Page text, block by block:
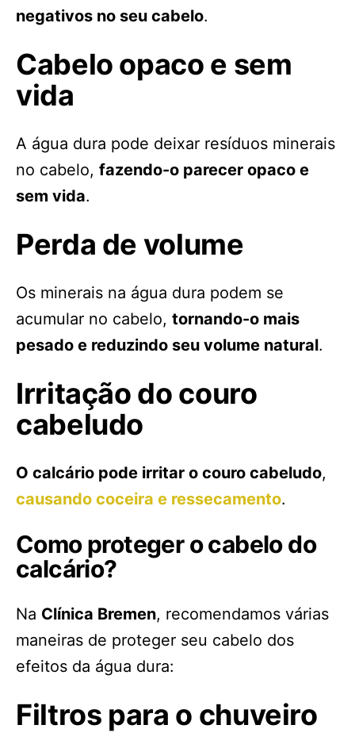
negativos no seu cabelo.
Cabelo opaco e sem
vida
A água dura pode deixar resíduos minerais
no cabelo, fazendo-o parecer opaco e
sem vida.
Perda de volume
Os minerais na água dura podem se
acumular no cabelo, tornando-o mais
pesado e reduzindo seu volume natural.
Irritação do couro
cabeludo
O calcário pode irritar o couro cabeludo,
causando coceira e ressecamento.
Como proteger o cabelo do
calcário?
Na Clínica Bremen, recomendamos várias
maneiras de proteger seu cabelo dos
efeitos da água dura:
Filtros para o chuveiro